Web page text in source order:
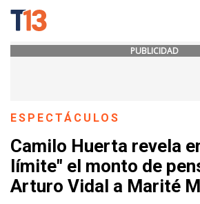
PUBLICIDAD
ESPECTÁCULOS
Camilo Huerta revela
límite" el monto de
Arturo Vidal a Marité